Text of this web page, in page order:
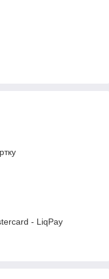
- LiqPay